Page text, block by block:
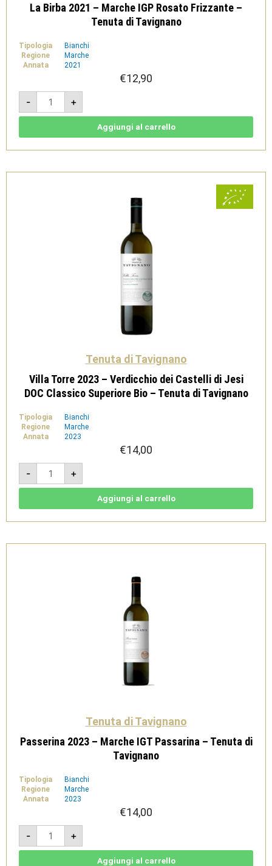
La Birba 2021 – Marche IGP Rosato Frizzante –
Tenuta di Tavignano
Tipologia
Bianchi
Regione
Marche
Annata
2021
€12,90
-
La
Birba
2021
-
Frizzante
di
+
Aggiungi al carrello
Tenuta di Tavignano
Villa Torre 2023 – Verdicchio dei Castelli di Jesi
DOC Classico Superiore Bio – Tenuta di Tavignano
Tipologia
Bianchi
Regione
Marche
Annata
2023
€14,00
-
Villa
Torre
2023
-
di
Classico
+
Aggiungi al carrello
Tenuta di Tavignano
Passerina 2023 – Marche IGT Passarina – Tenuta di
Tavignano
Tipologia
Bianchi
Regione
Marche
Annata
2023
€14,00
-
Passerina
2023
-
Marche
+
Aggiungi al carrello